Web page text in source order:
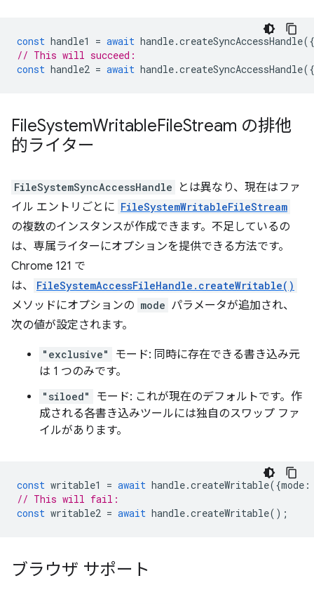
const handle1 = await handle.createSyncAccessHandle({
// This will succeed:
const handle2 = await handle.createSyncAccessHandle({
FileSystemWritableFileStream の排他
的ライター
FileSystemSyncAccessHandle
とは異なり、現在はファ
イル エントリごとに FileSystemWritableFileStream
の複数のインスタンスが作成できます。不足しているの
は、専属ライターにオプションを提供できる方法です。
Chrome 121 で
は、
FileSystemAccessFileHandle.createWritable()
メソッドにオプションの mode パラメータが追加され、
次の値が設定されます。
"exclusive"
モード: 同時に存在できる書き込み元
は 1 つのみです。
"siloed"
モード: これが現在のデフォルトです。作
成される各書き込みツールには独自のスワップ ファ
イルがあります。
const writable1 = await handle.createWritable({mode :
// This will fail:
const writable2 = await handle.createWritable();
ブラウザ サポート